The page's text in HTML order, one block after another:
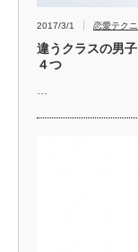
2017/3/1 恋愛テク
違うクラスの男
４つ
…